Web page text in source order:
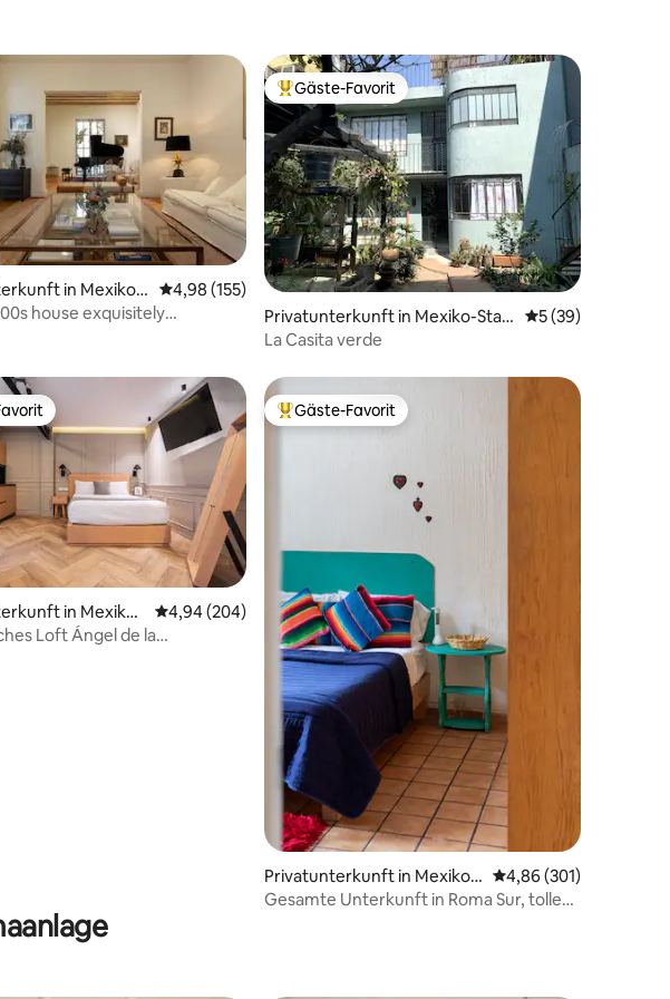
4,93 von 5, 180 Bewertungen
in Mexiko-
Durchschnittliche Bewertung: 4,98 von 5, 155 Bewertungen
4,98 (155)
house exquisitely
Beliebter Gäste-Favorit.
Gäste-Favorit
Privatunterkunft in Mexiko-Stad
t
Durchschnittliche
5 (39)
La Casita verde
4,99 von 5, 215 Bewertungen
in Mexiko-
Durchschnittliche Bewertung: 4,94 von 5, 204 Bewertungen
4,94 (204)
Loft Ángel de la
Beliebter Gäste-Favorit.
Gäste-Favorit
Privatunterkunft in Mexiko-
Stadt
Durchschnittliche
4,86 (301)
Gesamte Unterkunft in Roma Sur, tolle